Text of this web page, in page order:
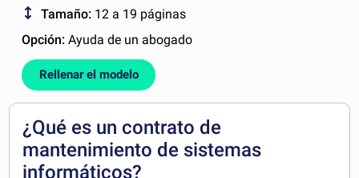
MI CUENTA
Tamaño: 12 a 19 páginas
Opción:Ayuda de un abogado
Rellenar el modelo
¿Qué es un contrato de
mantenimiento de sistemas
informáticos?